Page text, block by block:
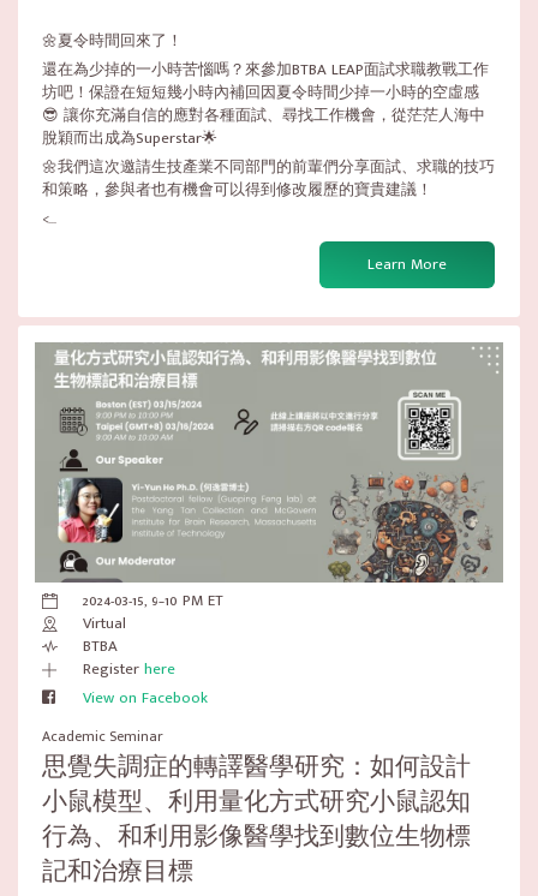
🌼夏令時間回來了！
還在為少掉的一小時苦惱嗎？來參加BTBA LEAP面試求職教戰工作
坊吧！保證在短短幾小時內補回因夏令時間少掉一小時的空虛感
😎 讓你充滿自信的應對各種面試、尋找工作機會，從茫茫人海中
脫穎而出成為Superstar🌟
🌼我們這次邀請生技產業不同部門的前輩們分享面試、求職的技巧
和策略，參與者也有機會可以得到修改履歷的寶貴建議！
<...
Learn More
2024-03-15, 9–10 PM ET
Virtual
BTBA
Registerhere
View on Facebook
Academic Seminar
思覺失調症的轉譯醫學研究：如何設計
小鼠模型、利用量化方式研究小鼠認知
行為、和利用影像醫學找到數位生物標
記和治療目標